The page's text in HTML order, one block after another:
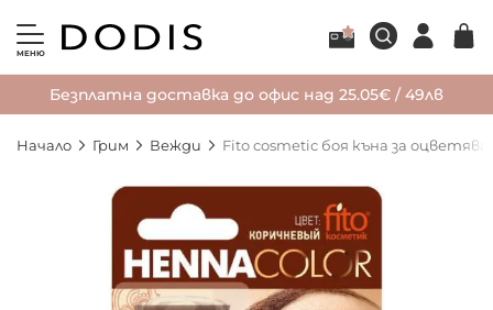
МЕНЮ
Безплатна доставка до офис над 25.05€ / 49лв
Начало Грим Вежди Fito cosmetic боя къна за